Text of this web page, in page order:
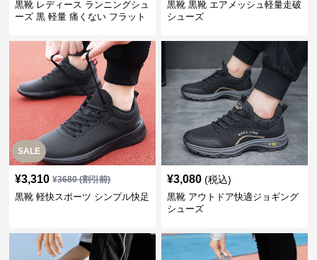
黒靴 レディース ランニングシュ
ーズ 黒 軽量 痛くない フラット
黒靴 黒靴 エアメッシュ軽量走破
シューズ
SALE
¥3,310 ¥3680(割引前)
黒靴 軽快スポーツ シンプル快足
¥3,080 (税込)
黒靴 アウトドア快適ジョギング
シューズ